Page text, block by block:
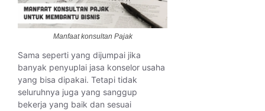
Manfaat konsultan Pajak
Sama seperti yang dijumpai jika
banyak penyuplai jasa konselor usaha
yang bisa dipakai. Tetapi tidak
seluruhnya juga yang sanggup
bekerja yang baik dan sesuai